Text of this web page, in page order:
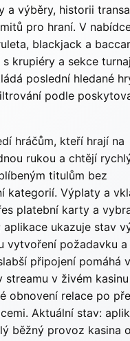
a výběry, historii
pro hraní. V
blackjack a
krupiéry a sekce
poslední hledané
podle
hráčům, kteří hrají na
rukou a chtějí
titulům bez
kategorií. Výplaty a
platební karty a
aplikace ukazuje stav
vytvoření požadavku a
připojení pomáhá
streamu v živém
obnovení relace po
Aktuální stav:
běžný provoz kasina